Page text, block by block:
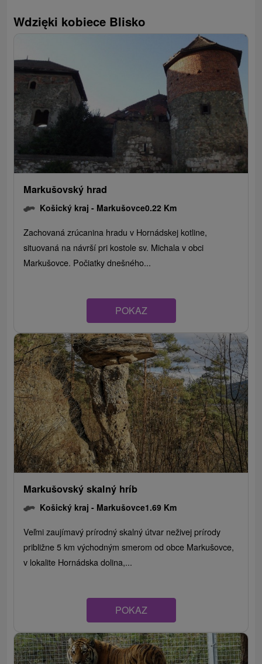
Wdzięki kobiece Blisko
Markušovský hrad
Košický kraj - Markušovce0.22 Km
Zachovaná zrúcanina hradu v Hornádskej kotline,
situovaná na návrší pri kostole sv. Michala v obci
Markušovce. Počiatky dnešného...
POKAZ
Markušovský skalný hríb
Košický kraj - Markušovce1.69 Km
Veľmi zaujímavý prírodný skalný útvar neživej prírody
približne 5 km východným smerom od obce Markušovce,
v lokalite Hornádska dolina,...
POKAZ